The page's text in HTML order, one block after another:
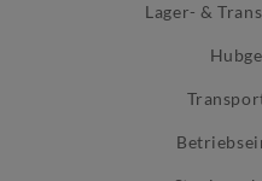
Lager- &